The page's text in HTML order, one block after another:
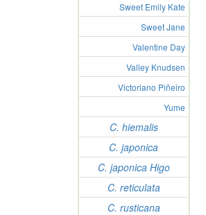
Sweet Emily Kate
Sweet Jane
Valentine Day
Valley Knudsen
Victoriano Piñeiro
Yume
C. hiemalis
C. japonica
C. japonica Higo
C. reticulata
C. rusticana